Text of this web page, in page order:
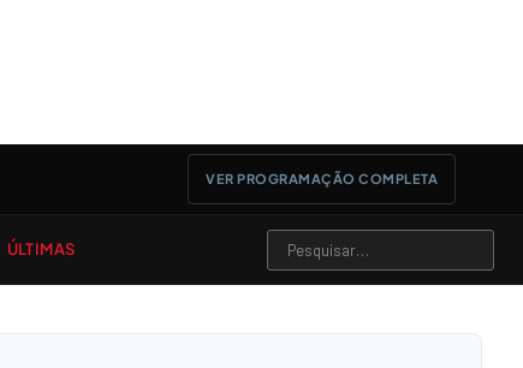
VER PROGRAMAÇÃO COMPLETA
ÚLTIMAS